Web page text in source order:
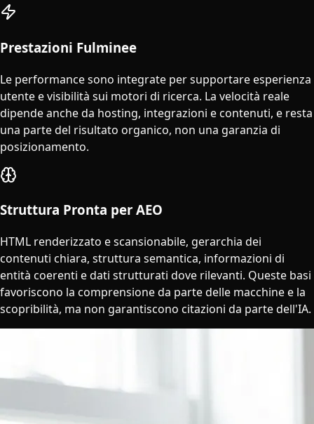
Prestazioni Fulminee
Le performance sono integrate per supportare esperienza
utente e visibilità sui motori di ricerca. La velocità reale
dipende anche da hosting, integrazioni e contenuti, e resta
una parte del risultato organico, non una garanzia di
posizionamento.
Struttura Pronta per AEO
HTML renderizzato e scansionabile, gerarchia dei
contenuti chiara, struttura semantica, informazioni di
entità coerenti e dati strutturati dove rilevanti. Queste basi
favoriscono la comprensione da parte delle macchine e la
scopribilità, ma non garantiscono citazioni da parte dell'IA.